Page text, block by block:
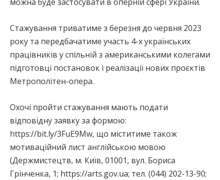
Стажування триватиме з березня до червня 2023
року та передбачатиме участь 4-х українських
працівників у спільній з американськими колегами
підготовці постановок і реалізації нових проєктів
Метрополітен-опера.
Охочі пройти стажування мають подати
відповідну заявку за формою:
https://bit.ly/3FuE9Mw, що міститиме також
мотиваційний лист англійською мовою
(Держмистецтв, м. Київ, 01001, вул. Бориса
Грінченка, 1; https://arts.gov.ua; тел. (044) 202-13-90;